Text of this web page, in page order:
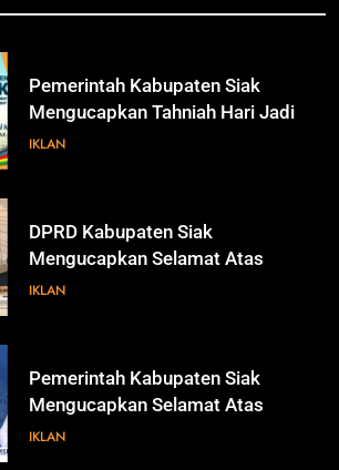
DPRD Kabupaten Siak
Mengucapkan Selamat Atas
Pengambilan Sumpah Jabatan
IKLAN
Pemerintah Kabupaten Siak
Mengucapkan Selamat Atas
Pengambilan Sumpah Jabatan
IKLAN
DPRD Kabupaten Siak
Mengucapkan Selamat Hari
Pendidikan Nasional
IKLAN